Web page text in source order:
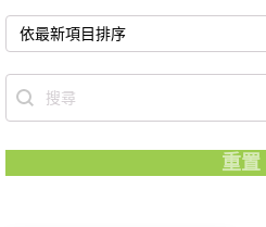
Search content
重置